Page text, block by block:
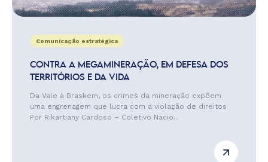
Comunicação estratégica
CONTRA A MEGAMINERAÇÃO, EM DEFESA DOS
TERRITÓRIOS E DA VIDA
Da Vale à Braskem, os crimes da mineração expõem
uma engrenagem que lucra com a violação de direitos
Por Rikartiany Cardoso – Coletivo Nacio...